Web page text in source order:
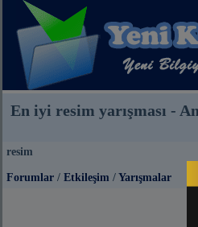
En iyi resim yarışması -
resim
Forumlar / Etkileşim / Yarışmalar